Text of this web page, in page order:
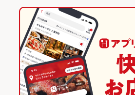
吾割安（ごわりやす）
庭園焼肉 焼肉ひらい宇多津店
とり料理 かど弦（かどげん）
そば居酒屋 徳市
片原町駅 × 焼肉・ホルモン
片原町駅 × 焼肉
香川 × 焼肉・ホルモン
香川 × 焼肉
高松駅
香川のグルメランキング
香川の焼肉・ホルモンランキング
高松市中心部のグルメランキング
高松市中心部の焼肉・ホルモンランキング